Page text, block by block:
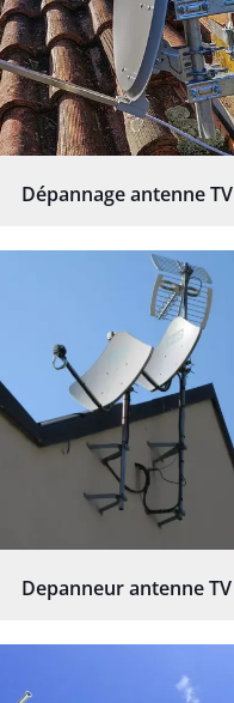
Dépannage antenne TV
Depanneur antenne TV